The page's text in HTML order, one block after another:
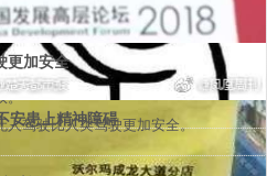
问题没那么敏感
，很多情况下他们是愿意的。”对
、奥数等各类全国高考加分项目，
年重点高校加大对贫困家庭学生
我们不欢迎！
了他们的诊疗行为，又是不尊重医
遍担心患者拿着录音进行断章取义
、录音的原因也是多种多样：记录
。
安患上精神障碍
更加安全
人驾驶比人类驾驶更加安全。
刊有限公司 |粤ICP备2021170104
号-2
球华人提供独立意见